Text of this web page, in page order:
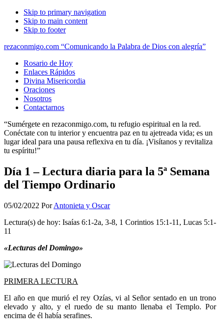
Skip to primary navigation
Skip to main content
Skip to footer
rezaconmigo.com “Comunicando la Palabra de Dios con alegría”
Rosario de Hoy
Enlaces Rápidos
Divina Misericordia
Oraciones
Nosotros
Contactarnos
“Sumérgete en rezaconmigo.com, tu refugio espiritual en la red.
Conéctate con tu interior y encuentra paz en tu ajetreada vida; es un
lugar ideal para una pausa reflexiva en tu día. ¡Visítanos y revitaliza
tu espíritu!”
Día 1 – Lectura diaria para la 5ª Semana
del Tiempo Ordinario
05/02/2022 PorAntonieta y Oscar
Lectura(s) de hoy: Isaías 6:1-2a, 3-8, 1 Corintios 15:1-11, Lucas 5:1-
11
«Lecturas del Domingo»
PRIMERA LECTURA
El año en que murió el rey Ozías, vi al Señor sentado en un trono
elevado y alto, y el ruedo de su manto llenaba el Templo. Por
encima de él había serafines.